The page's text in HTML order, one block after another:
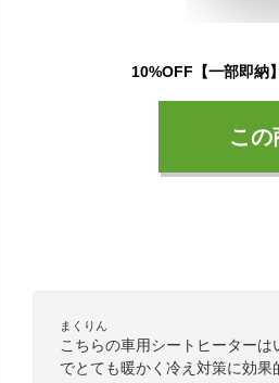
こ
まくりん
こちらの車用シートヒーター
でとても暖かく冷え対策に効果